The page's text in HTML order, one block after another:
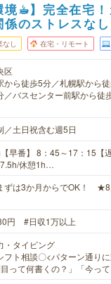
境☕︎】完全在宅
のストレスなし
なし 在宅・リモート
区
から徒歩5分／札幌駅から
／バスセンター前駅から徒
土日祝含む週5日
早番】 8：45～17：15【
休憩1h…
ずは3か月からでOK！ ★8
円 #日収1万以上
・タイピング
ト相談〇<パターン通りに
って何書くの？」「今っ